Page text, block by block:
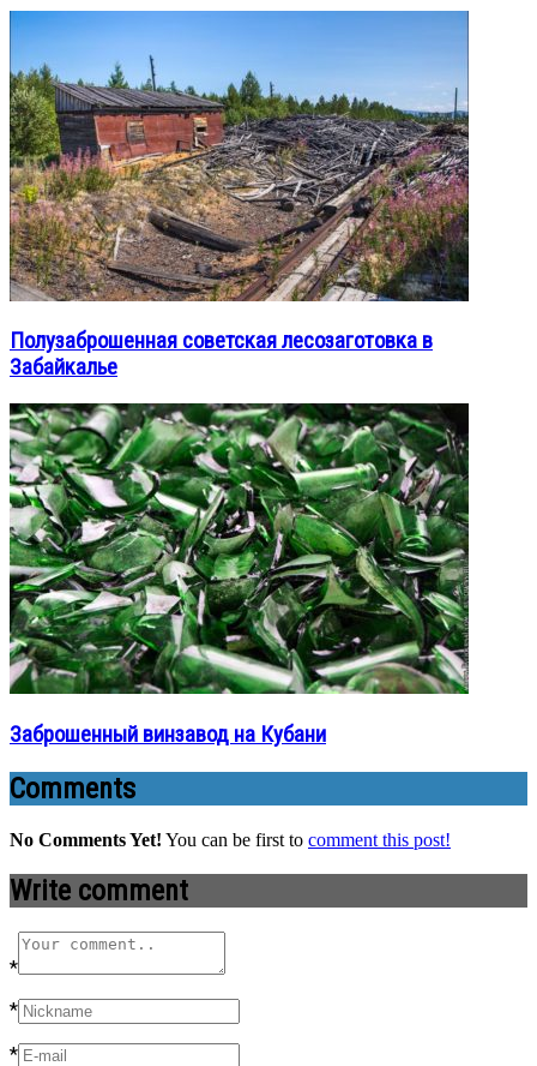
Полузаброшенная советская лесозаготовка в
Забайкалье
Заброшенный винзавод на Кубани
Comments
No Comments Yet! You can be first to comment this post!
Write comment
*
*
*